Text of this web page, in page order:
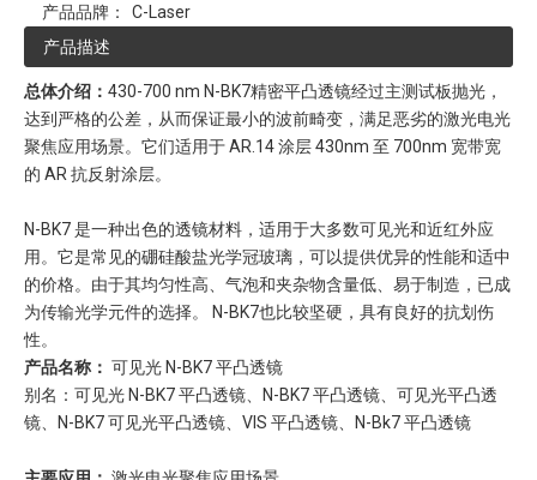
产品品牌：
C-Laser
产品描述
总体介绍： 430-700 nm N-BK7精密平凸透镜经过主测试板抛光，
达到严格的公差，从而保证最小的波前畸变，满足恶劣的激光电光
聚焦应用场景。它们适用于 AR.14 涂层 430nm 至 700nm 宽带宽
的 AR 抗反射涂层。
N-BK7 是一种出色的透镜材料，适用于大多数可见光和近红外应
用。它是常见的硼硅酸盐光学冠玻璃，可以提供优异的性能和适中
的价格。由于其均匀性高、气泡和夹杂物含量低、易于制造，已成
为传输光学元件的选择。 N-BK7也比较坚硬，具有良好的抗划伤
性。
产品名称： 可见光 N-BK7 平凸透镜
别名：可见光 N-BK7 平凸透镜、N-BK7 平凸透镜、可见光平凸透
镜、N-BK7 可见光平凸透镜、VIS 平凸透镜、N-Bk7 平凸透镜